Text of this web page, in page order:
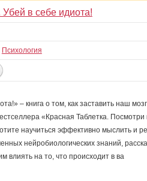
Убей в себе идиота!
Психология
– книга о том, как заставить наш
«Красная Таблетка.
научиться эффективно мыслить и
нейробиологических знаний,
влиять на то, что происходит в ва